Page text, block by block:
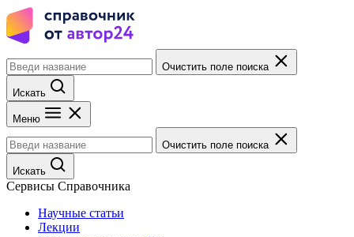
Очистить поле поиска
Искать
Меню
Очистить поле поиска
Искать
Сервисы Справочника
Научные статьи
Лекции